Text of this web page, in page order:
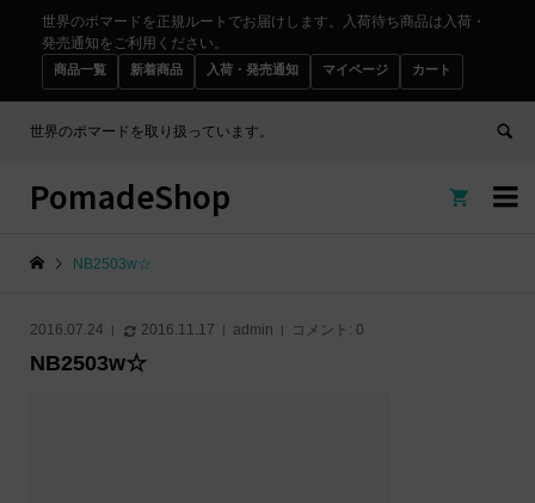
世界のポマードを正規ルートでお届けします。入荷待ち商品は入荷・
発売通知をご利用ください。
商品一覧 新着商品 入荷・発売通知 マイページ カート
世界のポマードを取り扱っています。

PomadeShop 
NB2503w☆
2016.07.24 2016.11.17 admin コメント: 0
NB2503w☆